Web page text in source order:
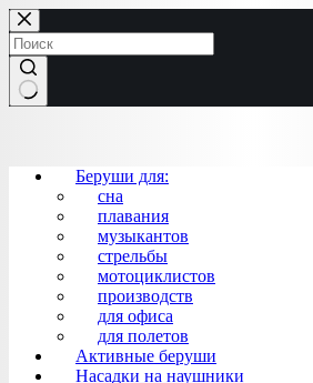
Перейти
к
сути
Беруши для:
сна
плавания
музыкантов
стрельбы
мотоциклистов
производств
для офиса
для полетов
Активные беруши
Насадки на наушники